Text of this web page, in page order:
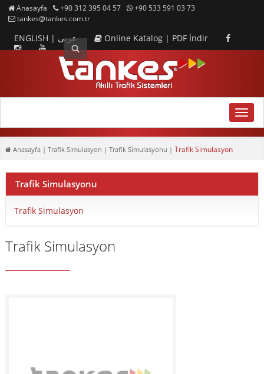
Anasayfa +90 312 395 04 57
+90 533 591 03 73
tankes@tankes.com.tr
ENGLISH | عربى Online Katalog | PDF İndir
MENU
Anasayfa| Trafik Simulasyon | Trafik Simulasyonu | Trafik Simulasyon
Trafik Simulasyonu
Trafik Simulasyon
Trafik Simulasyon